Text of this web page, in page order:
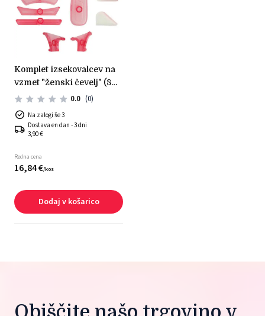
komplet izsekovalcev na
vzmet "ženski čevelj" (8
kom)
0.0 (0)
Na zalogi še 3
Dostava en dan - 3 dni
3,90 €
Redna cena
16,84€/kos
Dodaj v košarico